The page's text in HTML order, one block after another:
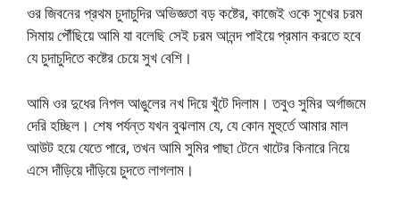
ওর জিবনের প্রথম চুদাচুদির অভিজ্ঞতা বড় কষ্টের, কাজেই ওকে সুখের চরম
সিমায় পৌঁছিয়ে আমি যা বলেছি সেই চরম আনন্দ পাইয়ে প্রমান করতে হবে
যে চুদাচুদিতে কষ্টের চেয়ে সুখ বেশি।
আমি ওর দুধের নিপল আঙুলের নখ দিয়ে খুঁটে দিলাম। তবুও সুমির অর্গাজমে
দেরি হচ্ছিল। শেষ পর্যন্ত যখন বুঝলাম যে, যে কোন মুহুর্তে আমার মাল
আউট হয়ে যেতে পারে, তখন আমি সুমির পাছা টেনে খাটের কিনারে নিয়ে
এসে দাঁড়িয়ে দাঁড়িয়ে চুদতে লাগলাম।